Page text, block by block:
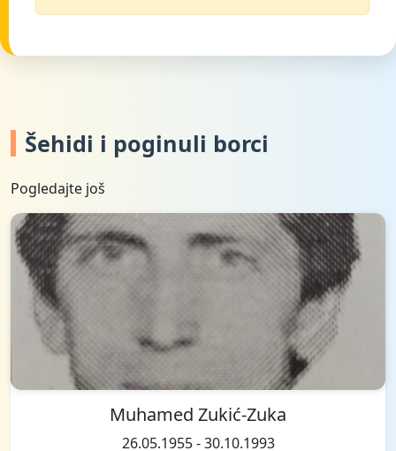
Šehidi i poginuli borci
Pogledajte još
Muhamed Zukić-Zuka
26.05.1955 - 30.10.1993